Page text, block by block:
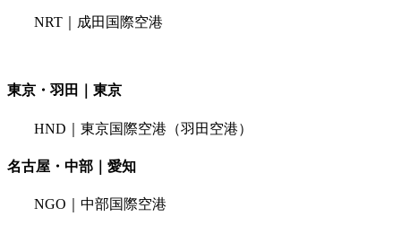
NRT｜成田国際空港
東京・羽田｜東京
HND｜東京国際空港（羽田空港）
名古屋・中部｜愛知
NGO｜中部国際空港